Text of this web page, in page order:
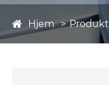
Hjem